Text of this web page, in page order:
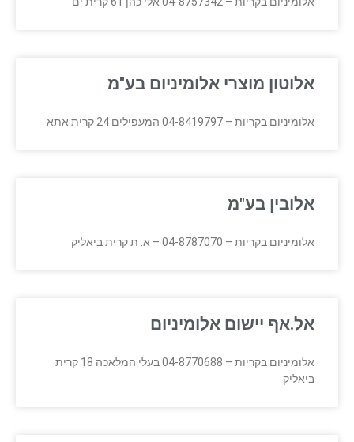
אלוטון מוצרי אלומיניום בע"מ
אלומיניום בקריות – 04-8419797 המעפילים 24 קרית אתא
אלובין בע"מ
אלומיניום בקריות – 04-8787070 – א. ת קרית ביאליק
אל.אף יישום אלומיניום
אלומיניום בקריות – 04-8770688 בעלי המלאכה 18 קרית
ביאליק